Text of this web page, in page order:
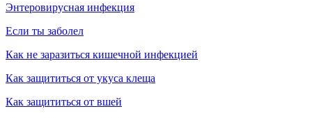
Энтеровирусная инфекция
Если ты заболел
Как не заразиться кишечной инфекцией
Как защититься от укуса клеща
Как защититься от вшей